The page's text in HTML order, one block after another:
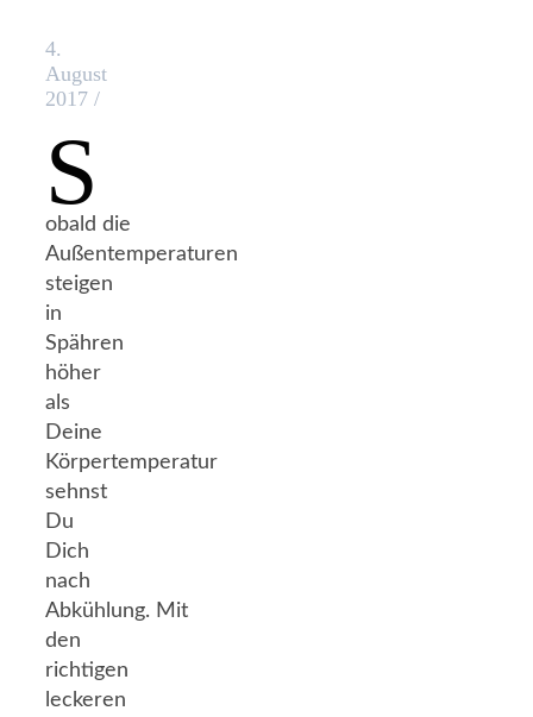
4.
August
2017 /
S
obald die
Außentemperaturen
steigen
in
Spähren
höher
als
Deine
Körpertemperatur
sehnst
Du
Dich
nach
Abkühlung. Mit
den
richtigen
leckeren